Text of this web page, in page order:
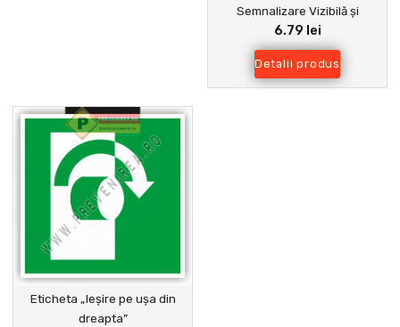
Semnalizare Vizibilă și
Rezistentă pentru Urgențe
6.79 lei
Detalii produs
Eticheta „Ieșire pe ușa din
dreapta”